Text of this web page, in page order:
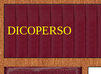
DICOPERSO